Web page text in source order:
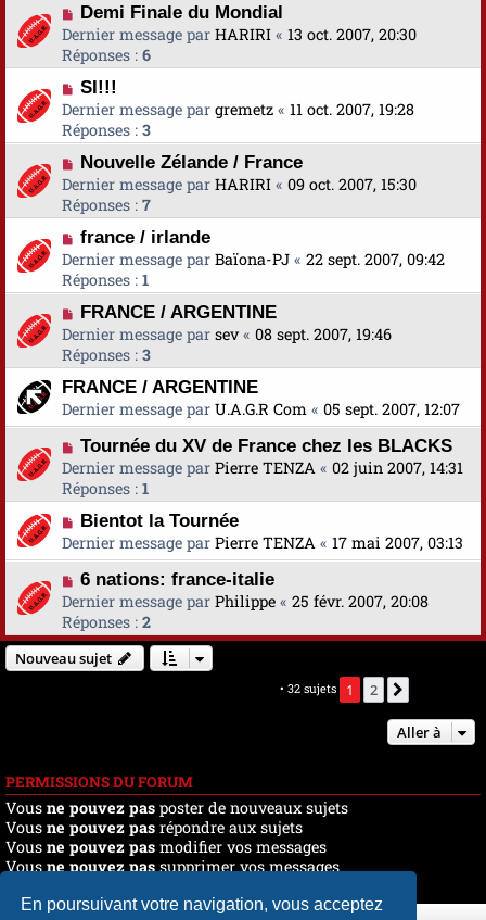
En poursuivant votre navigation, vous acceptez
Demi Finale du Mondial
Dernier message par HARIRI « 13 oct. 2007, 20:30
Réponses : 6
SI!!!
Dernier message par gremetz « 11 oct. 2007, 19:28
Réponses : 3
Nouvelle Zélande / France
Dernier message par HARIRI « 09 oct. 2007, 15:30
Réponses : 7
france / irlande
Dernier message par Baïona-PJ « 22 sept. 2007, 09:42
Réponses : 1
FRANCE / ARGENTINE
Dernier message par sev« 08 sept. 2007, 19:46
Réponses : 3
FRANCE / ARGENTINE
Dernier message par U.A.G.R Com « 05 sept. 2007, 12:07
Tournée du XV de France chez les BLACKS
Dernier message par Pierre TENZA « 02 juin 2007, 14:31
Réponses : 1
Bientot la Tournée
Dernier message par Pierre TENZA « 17 mai 2007, 03:13
6 nations: france-italie
Dernier message par Philippe « 25 févr. 2007, 20:08
Réponses : 2
Nouveau sujet
• 32 sujets 1 2
Aller à
PERMISSIONS DU FORUM
Vous ne pouvez pas poster de nouveaux sujets
Vous ne pouvez pas répondre aux sujets
Vous ne pouvez pas modifier vos messages
Vousne pouvez passupprimer vos messages